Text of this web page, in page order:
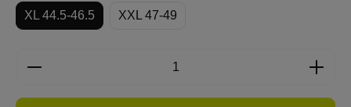
XL 44.5-46.5 XXL 47-49
Produkt Anzahl: Gib den gewünschten